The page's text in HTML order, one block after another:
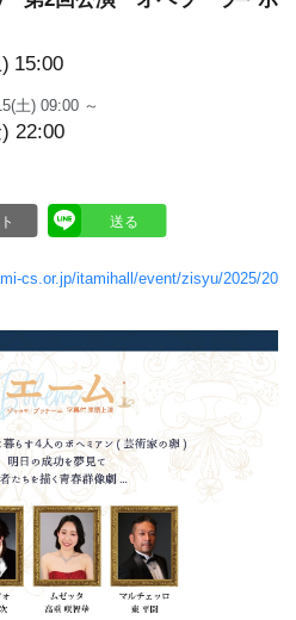
15:00
土) 09:00 ～
22:00
cs.or.jp/itamihall/event/zisyu/2025/20